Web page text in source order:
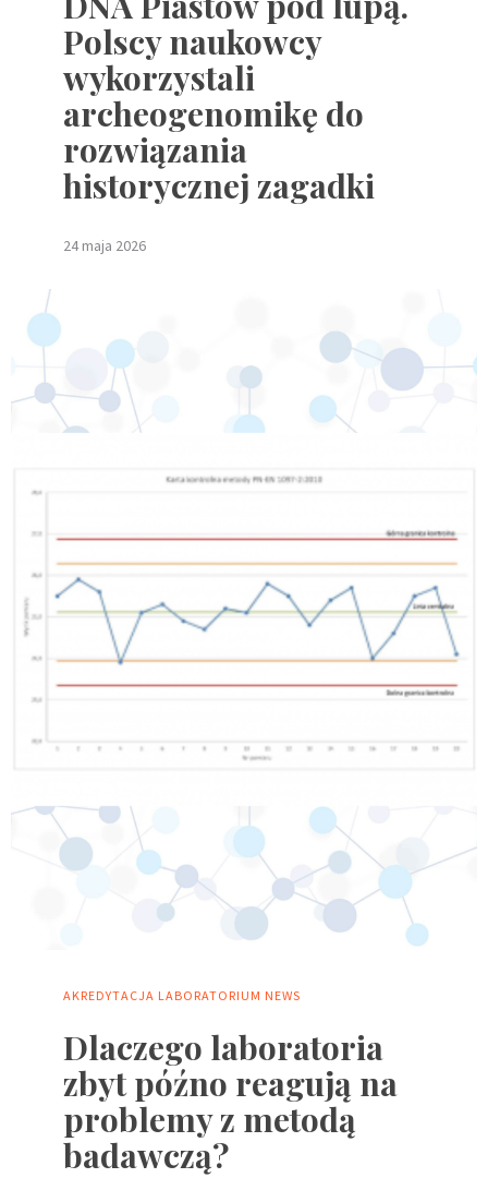
Polscy naukowcy
wykorzystali
archeogenomikę do
rozwiązania
historycznej zagadki
24 maja 2026
AKREDYTACJA LABORATORIUM NEWS
Dlaczego laboratoria
zbyt późno reagują na
problemy z metodą
badawczą?